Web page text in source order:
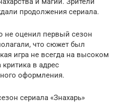
продолжения сериала.
не оценил первый сезон
что сюжет был
игра не всегда на высоком
в адрес
оформления.
сериала «Знахарь»